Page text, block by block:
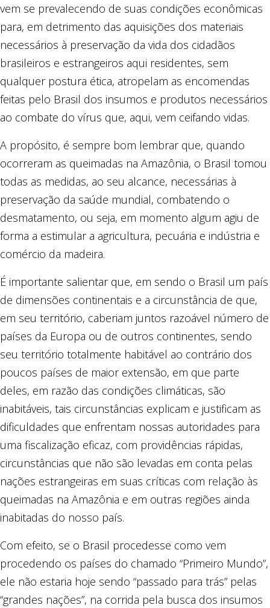
vem se prevalecendo de suas condições econômicas
para, em detrimento das aquisições dos materiais
necessários à preservação da vida dos cidadãos
brasileiros e estrangeiros aqui residentes, sem
qualquer postura ética, atropelam as encomendas
feitas pelo Brasil dos insumos e produtos necessários
ao combate do vírus que, aqui, vem ceifando vidas.
A propósito, é sempre bom lembrar que, quando
ocorreram as queimadas na Amazônia, o Brasil tomou
todas as medidas, ao seu alcance, necessárias à
preservação da saúde mundial, combatendo o
desmatamento, ou seja, em momento algum agiu de
forma a estimular a agricultura, pecuária e indústria e
comércio da madeira.
É importante salientar que, em sendo o Brasil um país
de dimensões continentais e a circunstância de que,
em seu território, caberiam juntos razoável número de
países da Europa ou de outros continentes, sendo
seu território totalmente habitável ao contrário dos
poucos países de maior extensão, em que parte
deles, em razão das condições climáticas, são
inabitáveis, tais circunstâncias explicam e justificam as
dificuldades que enfrentam nossas autoridades para
uma fiscalização eficaz, com providências rápidas,
circunstâncias que não são levadas em conta pelas
nações estrangeiras em suas críticas com relação às
queimadas na Amazônia e em outras regiões ainda
inabitadas do nosso país.
Com efeito, se o Brasil procedesse como vem
procedendo os países do chamado “Primeiro Mundo”,
ele não estaria hoje sendo “passado para trás” pelas
“grandes nações”, na corrida pela busca dos insumos